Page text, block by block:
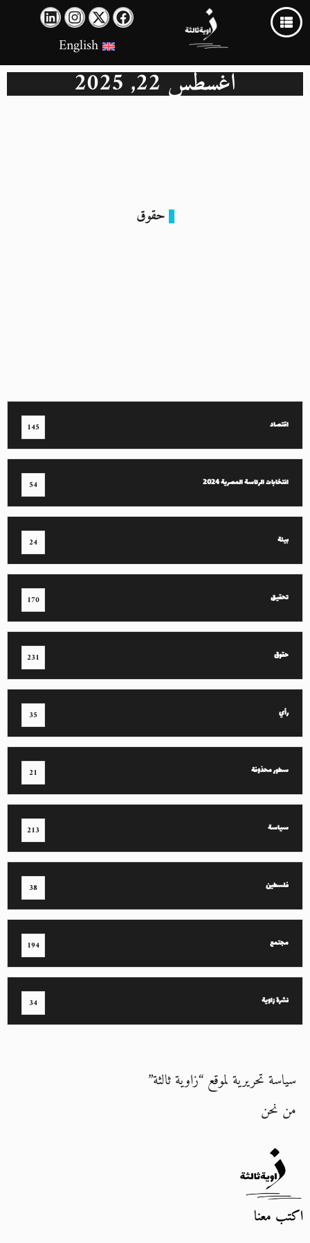
English
أغسطس 22, 2025
حقوق
اقتصاد 145
انتخابات الرئاسة المصرية 2024 54
بيئة 24
تحقيق 170
حقوق 231
رأي 35
سطور محذوفة 21
سياسة 213
فلسطين 38
مجتمع 194
نشرة زاوية 34
سياسة تحريرية لموقع “زاوية ثالثة”
من نحن
اكتب معنا